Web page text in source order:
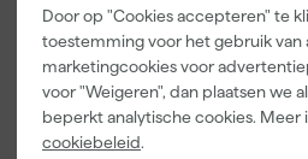
Door op "Cookies accepteren" te
toestemming voor het gebruik van
marketingcookies voor
voor "Weigeren", dan plaatsen we
beperkt analytische cookies. Meer
cookiebeleid.
Anza PRO
Muurverfset